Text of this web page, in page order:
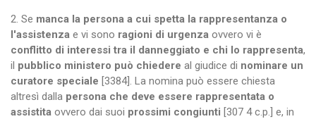
2. Se manca la persona a cui spetta la rappresentanza o
l'assistenza e vi sono ragioni di urgenza ovvero vi è
conflitto di interessi tra il danneggiato e chi lo rappresenta,
il pubblico ministero può chiedere al giudice di nominare un
curatore speciale [3384]. La nomina può essere chiesta
altresì dalla persona che deve essere rappresentata o
assistita ovvero dai suoi prossimi congiunti [307 4 c.p.] e, in